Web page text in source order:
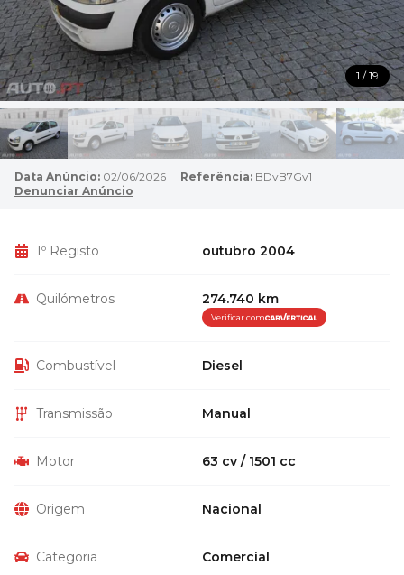
1 / 19
Data Anúncio: 02/06/2026 Referência: BDvB7Gv1
Denunciar Anúncio
1º Registo outubro 2004
Quilómetros 274.740 km
Verificar com
Combustível Diesel
Transmissão Manual
Motor 63 cv / 1501 cc
Origem Nacional
Categoria Comercial